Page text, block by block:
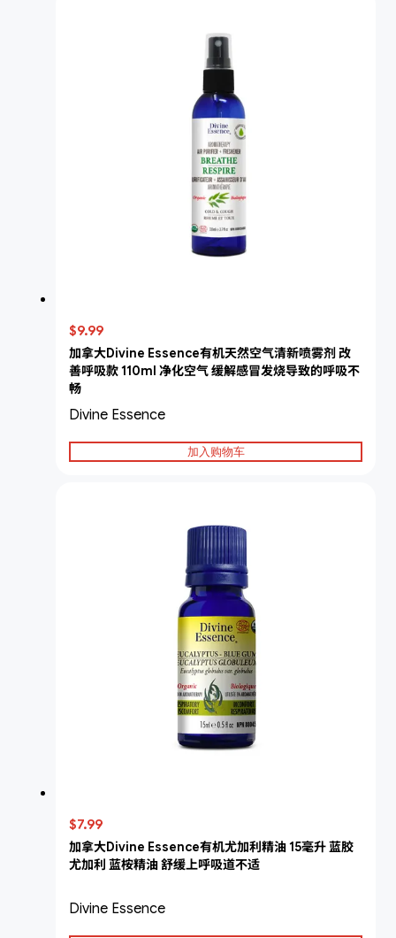
$9.99
加拿大Divine Essence有机天然空气清新喷雾剂 改
善呼吸款 110ml 净化空气 缓解感冒发烧导致的呼吸不
畅
Divine Essence
加入购物车
$7.99
加拿大Divine Essence有机尤加利精油 15毫升 蓝胶
尤加利 蓝桉精油 舒缓上呼吸道不适
Divine Essence